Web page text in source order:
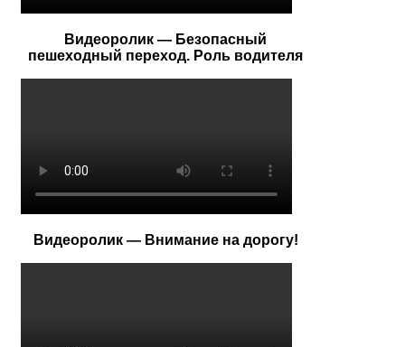
Видеоролик — Безопасный
пешеходный переход. Роль водителя
Видеоролик — Внимание на дорогу!